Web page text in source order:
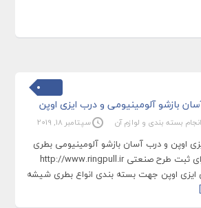
بازشو آلومینیومی و درب ایزی اوپن
انجام بسته بندی و لوازم آن سپتامبر 18, 2019
اوپن و درب آسان بازشو آلومینیومی بطری
ها. دارای ثبت طرح صنعتی http://www.ringpull.ir
ایزی اوپن جهت بسته بندی انواع بطری شیشه